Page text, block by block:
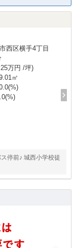
西区横手4丁目
万円 /坪)
㎡
停前♪ 城西小学校徒